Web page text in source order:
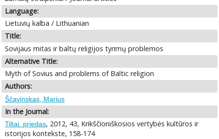
Language:
Lietuvių kalba / Lithuanian
Title:
Sovijaus mitas ir baltų religijos tyrimų problemos
Alternative Title:
Myth of Sovius and problems of Baltic religion
Authors:
Ščavinskas, Marius
In the Journal:
Tiltai. priedas, 2012, 43, Krikščioniškosios vertybės kultūros ir
istorijos kontekste, 158-174